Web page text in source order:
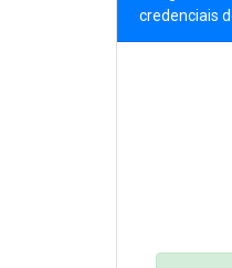
credenciais